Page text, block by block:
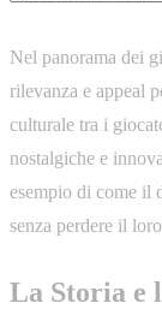
Nel panorama dei
rilevanza e appeal
culturale tra i
nostalgiche e
esempio di come il
senza perdere il
La Storia e